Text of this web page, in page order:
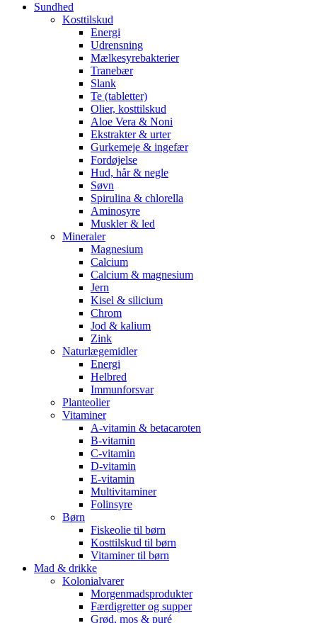
Sundhed
Kosttilskud
Energi
Udrensning
Mælkesyrebakterier
Tranebær
Slank
Te (tabletter)
Olier, kosttilskud
Aloe Vera & Noni
Ekstrakter & urter
Gurkemeje & ingefær
Fordøjelse
Hud, hår & negle
Søvn
Spirulina & chlorella
Aminosyre
Muskler & led
Mineraler
Magnesium
Calcium
Calcium & magnesium
Jern
Kisel & silicium
Chrom
Jod & kalium
Zink
Naturlægemidler
Energi
Helbred
Immunforsvar
Planteolier
Vitaminer
A-vitamin & betacaroten
B-vitamin
C-vitamin
D-vitamin
E-vitamin
Multivitaminer
Folinsyre
Børn
Fiskeolie til børn
Kosttilskud til børn
Vitaminer til børn
Mad & drikke
Kolonialvarer
Morgenmadsprodukter
Færdigretter og supper
Grød, mos & puré